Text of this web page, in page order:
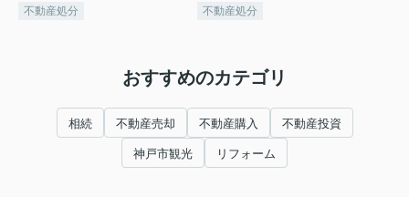
不動産処分
不動産処分
おすすめのカテゴリ
相続 不動産売却 不動産購入 不動産投資
神戸市観光 リフォーム